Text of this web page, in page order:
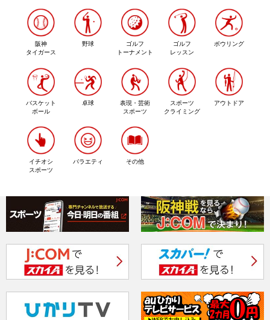
阪神
タイガース
野球
ゴルフ
トーナメント
ゴルフ
レッスン
ボウリング
バスケット
ボール
卓球
表現・芸術
スポーツ
スポーツ
クライミング
アウトドア
イチオシ
スポーツ
バラエティ その他